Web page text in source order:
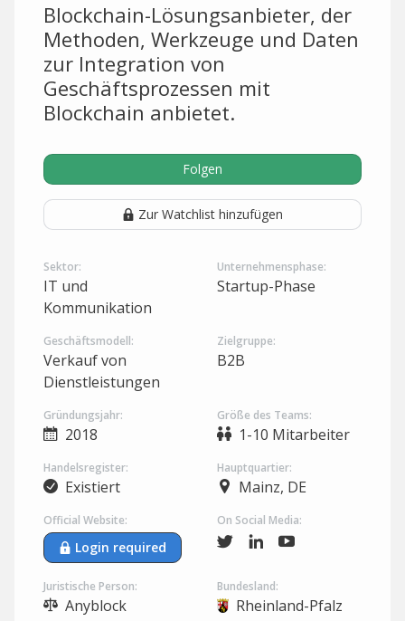
Blockchain-Lösungsanbieter, der
Methoden, Werkzeuge und Daten
zur Integration von
Geschäftsprozessen mit
Blockchain anbietet.
Folgen
Zur Watchlist hinzufügen
Sektor:
IT und
Kommunikation
Unternehmensphase:
Startup-Phase
Geschäftsmodell:
Verkauf von
Dienstleistungen
Zielgruppe:
B2B
Gründungsjahr:
2018
Größe des Teams:
1-10 Mitarbeiter
Handelsregister:
Existiert
Hauptquartier:
Mainz, DE
Official Website:
Login required
On Social Media:
Juristische Person:
Anyblock
Bundesland:
Rheinland-Pfalz